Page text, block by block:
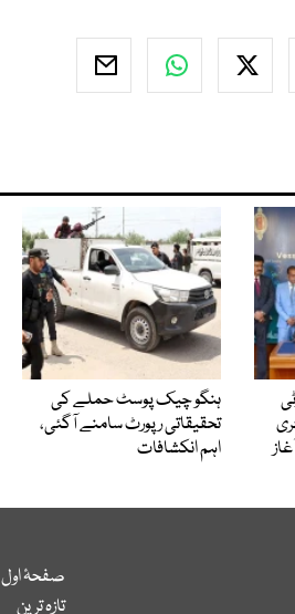
ہنگو چیک پوسٹ حملے کی
تحقیقاتی رپورٹ سامنے آگئی،
اہم انکشافات
صفحۂ اول
تازہ ترین